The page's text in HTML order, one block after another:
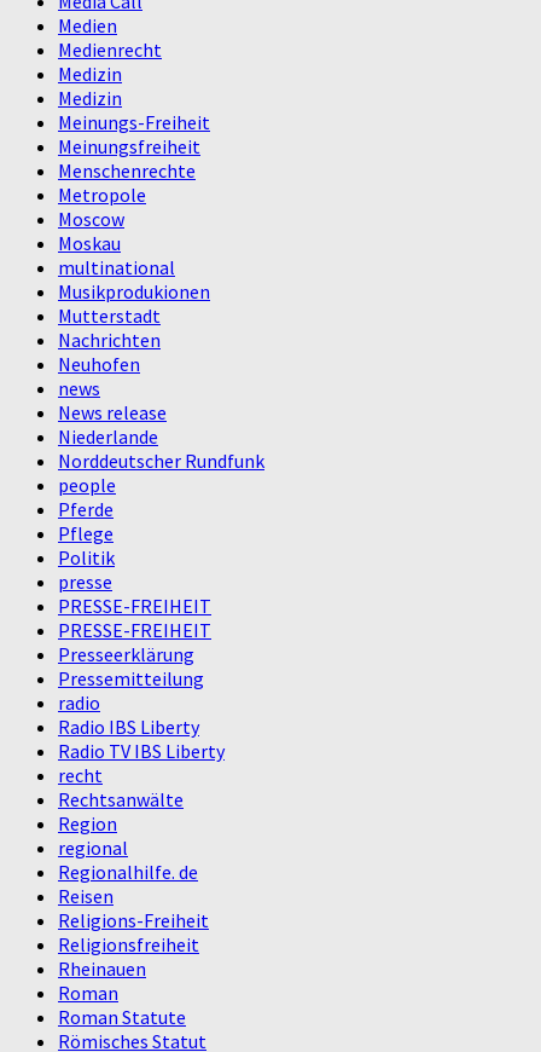
Medien
Medienrecht
Medizin
Medizin
Meinungs-Freiheit
Meinungsfreiheit
Menschenrechte
Metropole
Moscow
Moskau
multinational
Musikprodukionen
Mutterstadt
Nachrichten
Neuhofen
news
News release
Niederlande
Norddeutscher Rundfunk
people
Pferde
Pflege
Politik
presse
PRESSE-FREIHEIT
PRESSE-FREIHEIT
Presseerklärung
Pressemitteilung
radio
Radio IBS Liberty
Radio TV IBS Liberty
recht
Rechtsanwälte
Region
regional
Regionalhilfe. de
Reisen
Religions-Freiheit
Religionsfreiheit
Rheinauen
Roman
Roman Statute
Römisches Statut